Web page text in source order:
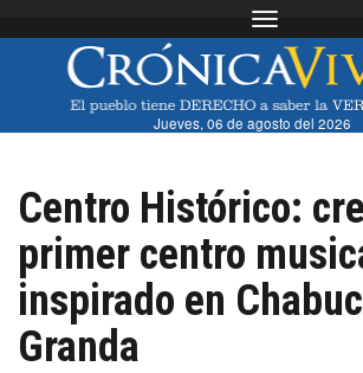
Toggle
Jueves, 06 de agosto del 2026
Centro Histórico:
primer centro
inspirado en
Granda